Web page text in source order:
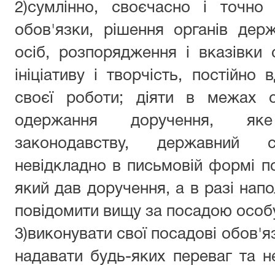
2)сумлінно, своєчасно і точно
обов'язки, рішення органів
осіб, розпорядження і вказівки
ініціативу і творчість,
своєї роботи; діяти в межах
одержання доручення,
законодавству, державний
невідкладно в письмовій формі
який дав доручення, а в разі
повідомити вищу за посадою
3)виконувати свої посадові
надавати будь-яких переваг та